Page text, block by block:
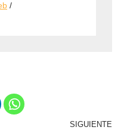
/
SIGUIENTE